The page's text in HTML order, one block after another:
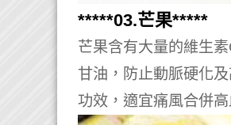
*****03.芒果*****
芒果含有大量的維生
甘油，防止動脈硬化
功效，適宜痛風合併